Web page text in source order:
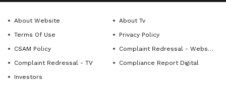
About Website
About Tv
Terms Of Use
Privacy Policy
CSAM Policy
Complaint Redressal - Website
Complaint Redressal - TV
Compliance Report Digital
Investors